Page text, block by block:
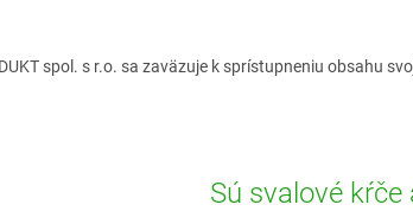
spol. s r.o. sa zaväzuje k sprístupneniu obsahu
Sú svalové kŕče